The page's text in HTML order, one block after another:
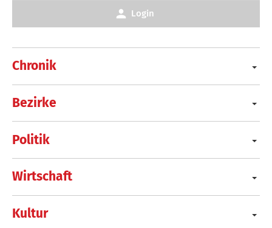
Chronik
Bezirke
Politik
Wirtschaft
Kultur
Login